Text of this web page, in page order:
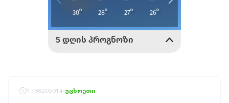
1786205014 უცხოეთი